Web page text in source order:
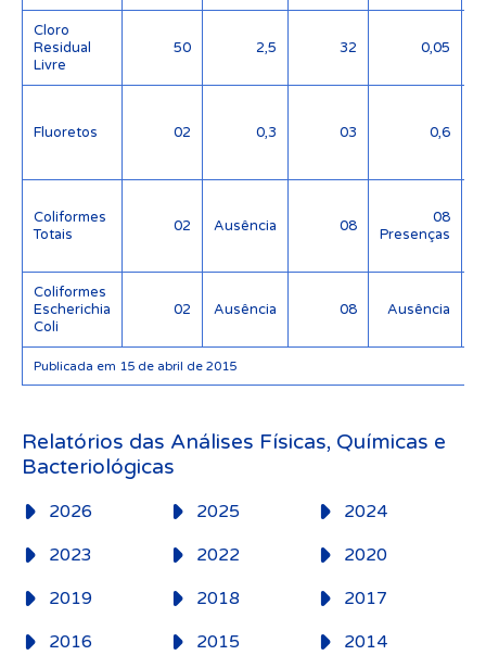
Publicada em 15 de abril de 2015
Cloro
Residual
Livre
50 2,5 32 0,05
Fluoretos 02 0,3 03 0,6
Coliformes
Totais
02 Ausência 08
08
Presenças
Coliformes
Escherichia
Coli
02 Ausência 08 Ausência
Relatórios das Análises Físicas, Químicas e
Bacteriológicas
2026 2025
2024
2023
2022
2020
2019
2018
2017
2016
2015
2014